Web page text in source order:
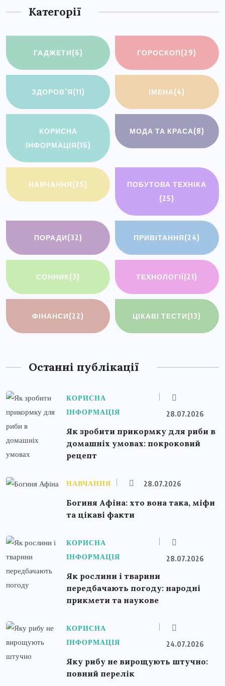
Категорії
ГАДЖЕТИ(6) ГОРОСКОП(29)
ЗДОРОВ’Я(11) ІМЕНА(4)
КОРИСНА
ІНФОРМАЦІЯ(16)
МОДА ТА КРАСА(8)
НАВЧАННЯ(25)
ПОБУТОВА ТЕХНІКА
(25)
ПОРАДИ(32) ПРИВІТАННЯ(24)
СОННИК(3) ТЕХНОЛОГІЇ(21)
ФІНАНСИ(22) ЦІКАВІ ТЕСТИ(13)
Останні публікації
КОРИСНА
ІНФОРМАЦІЯ
28.07.2026
Як зробити прикормку для риби в
домашніх умовах: покроковий
рецепт
НАВЧАННЯ 28.07.2026
Богиня Афіна: хто вона така, міфи
та цікаві факти
КОРИСНА
ІНФОРМАЦІЯ
28.07.2026
Як рослини і тварини
передбачають погоду: народні
прикмети та наукове
КОРИСНА
ІНФОРМАЦІЯ
24.07.2026
Яку рибу не вирощують штучно:
повний перелік